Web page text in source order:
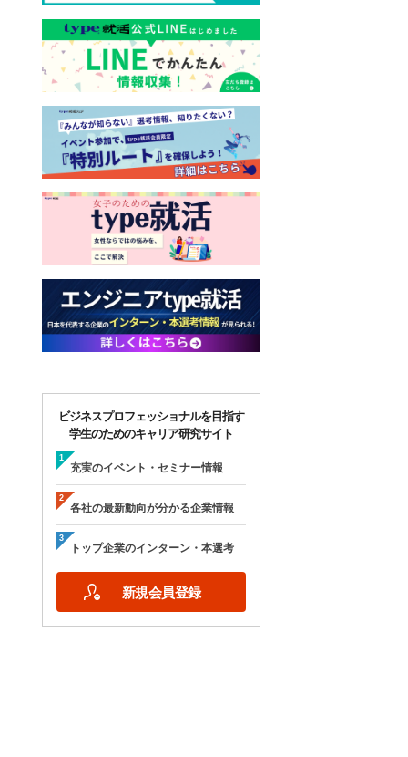
ビジネスプロフェッショナルを目指す
学生のためのキャリア研究サイト
充実のイベント・セミナー情報
各社の最新動向が分かる企業情報
トップ企業のインターン・本選考
新規会員登録